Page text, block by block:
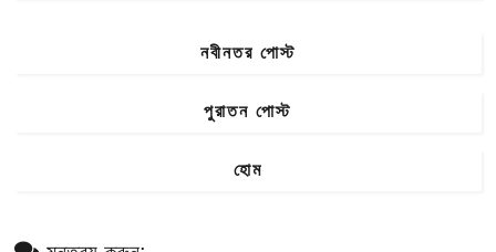
নবীনতর পোস্ট
পুরাতন পোস্ট
হোম